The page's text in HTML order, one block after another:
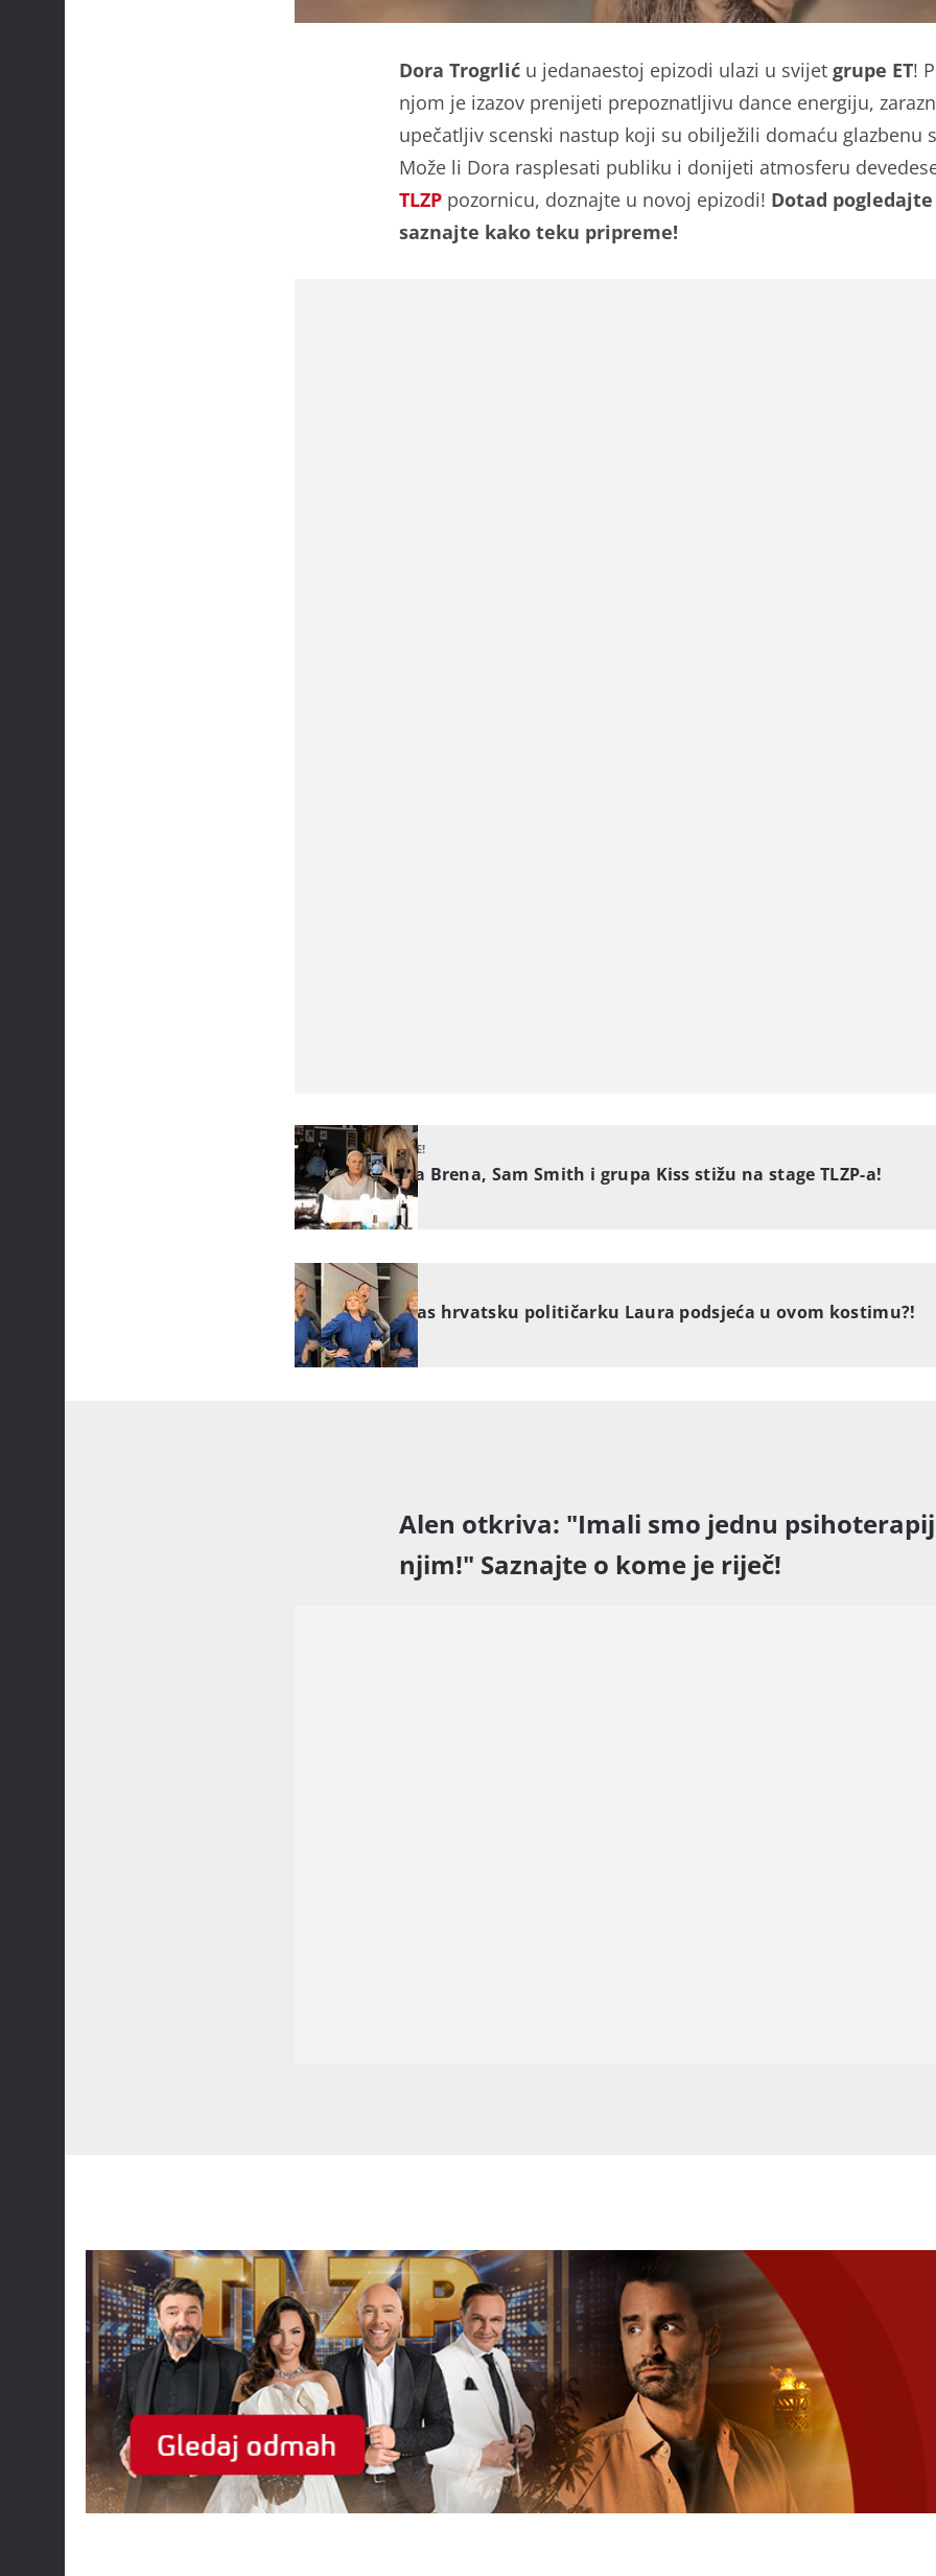
Dora Trogrlić u jedanaestoj epizodi ulazi u svijet grupe ET!
njom je izazov prenijeti prepoznatljivu dance energiju,
upečatljiv scenski nastup koji su obilježili domaću glazbenu
Može li Dora rasplesati publiku i donijeti atmosferu
TLZP pozornicu, doznajte u novoj epizodi! Dotad
saznajte kako teku pripreme!
NE PROPUSTITE!
Cher, Lepa Brena, Sam Smith i grupa Kiss stižu na stage TLZP-a!
NASMIJALA!
Na koju vas hrvatsku političarku Laura podsjeća u ovom kostimu?!
Alen otkriva: "Imali smo jednu
njim!" Saznajte o kome je riječ!